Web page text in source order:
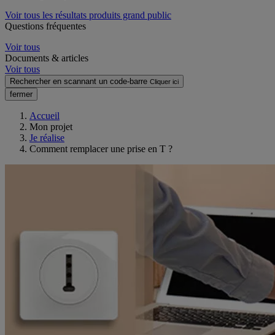
Voir tous les résultats produits grand public
Questions fréquentes
Voir tous
Documents & articles
Voir tous
Rechercher en scannant un code-barre Cliquer ici
fermer
Accueil
Mon projet
Je réalise
Comment remplacer une prise en T ?